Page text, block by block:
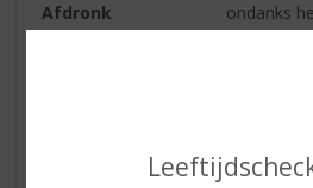
Afdronk
ondanks
Reviews